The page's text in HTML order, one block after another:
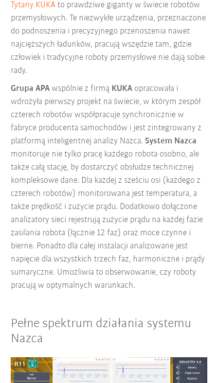
Tytany KUKA to prawdziwe giganty w świecie robotów
przemysłowych. Te niezwykłe urządzenia, przeznaczone
do podnoszenia i precyzyjnego przenoszenia nawet
najcięższych ładunków, pracują wszędzie tam, gdzie
człowiek i tradycyjne roboty przemysłowe nie dają sobie
rady.
Grupa APA wspólnie z firmą KUKA opracowała i
wdrożyła pierwszy projekt na świecie, w którym zespół
czterech robotów współpracuje synchronicznie w
fabryce producenta samochodów i jest zintegrowany z
platformą inteligentnej analizy Nazca.System Nazca
monitoruje nie tylko pracę każdego robota osobno, ale
także całą stację, by dostarczyć obsłudze technicznej
kompleksowe dane. Dla każdej z sześciu osi (każdego z
czterech robotów) monitorowana jest temperatura, a
także prędkość i zużycie prądu. Dodatkowo dołączone
analizatory sieci rejestrują zużycie prądu na każdej fazie
zasilania robota (łącznie 12 faz) oraz moce czynne i
bierne. Ponadto dla całej instalacji analizowane jest
napięcie dla wszystkich trzech faz, harmoniczne i prądy
sumaryczne. Umożliwia to obserwowanie, czy roboty
pracują w optymalnych warunkach.
Pełne spektrum działania systemu
Nazca